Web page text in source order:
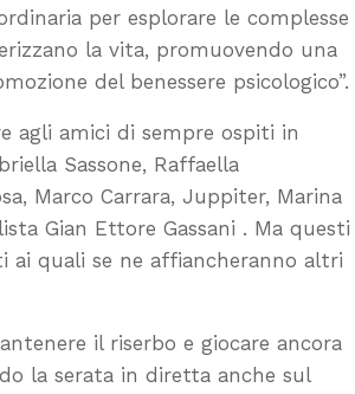
per esplorare le complesse
la vita, promuovendo una
del benessere psicologico”.
agli amici di sempre ospiti in
Sassone, Raffaella
Marco Carrara, Juppiter, Marina
Gian Ettore Gassani . Ma questi
quali se ne affiancheranno altri
il riserbo e giocare ancora
la serata in diretta anche sul